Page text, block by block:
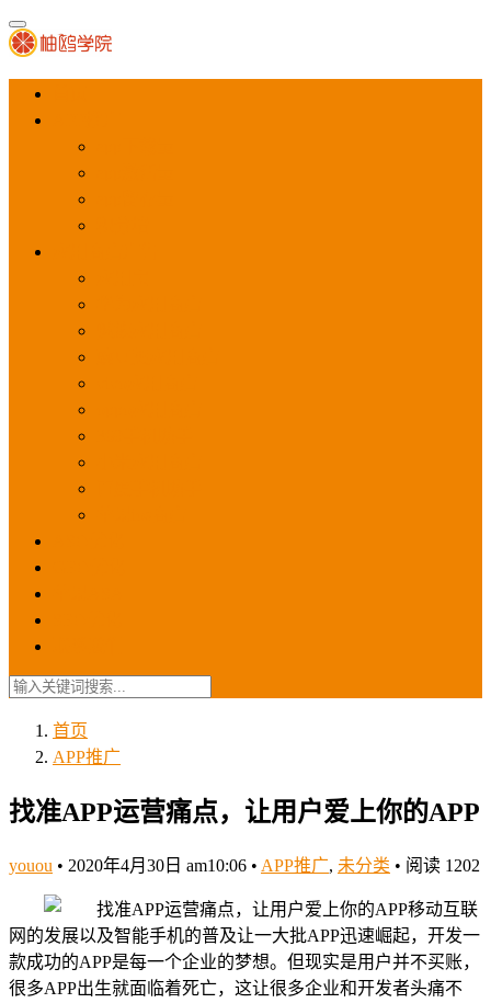
首页
APP推广
找准APP运营痛点，让用户爱上你的APP
youou • 2020年4月30日 am10:06 • APP推广, 未分类 • 阅读 1202
移动互联
网的发展以及智能手机的普及让一大批APP迅速崛起，开发一
款成功的APP是每一个企业的梦想。但现实是用户并不买账，
很多APP出生就面临着死亡，这让很多企业和开发者头痛不